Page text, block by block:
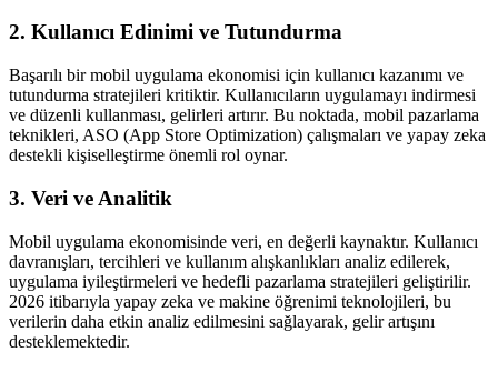
2. Kullanıcı Edinimi ve Tutundurma
Başarılı bir mobil uygulama ekonomisi için kullanıcı kazanımı ve
tutundurma stratejileri kritiktir. Kullanıcıların uygulamayı indirmesi
ve düzenli kullanması, gelirleri artırır. Bu noktada, mobil pazarlama
teknikleri, ASO (App Store Optimization) çalışmaları ve yapay zeka
destekli kişiselleştirme önemli rol oynar.
3. Veri ve Analitik
Mobil uygulama ekonomisinde veri, en değerli kaynaktır. Kullanıcı
davranışları, tercihleri ve kullanım alışkanlıkları analiz edilerek,
uygulama iyileştirmeleri ve hedefli pazarlama stratejileri geliştirilir.
2026 itibarıyla yapay zeka ve makine öğrenimi teknolojileri, bu
verilerin daha etkin analiz edilmesini sağlayarak, gelir artışını
desteklemektedir.